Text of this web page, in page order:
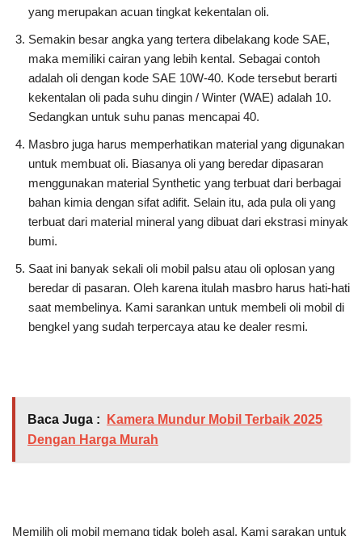
yang merupakan acuan tingkat kekentalan oli.
Semakin besar angka yang tertera dibelakang kode SAE,
maka memiliki cairan yang lebih kental. Sebagai contoh
adalah oli dengan kode SAE 10W-40. Kode tersebut berarti
kekentalan oli pada suhu dingin / Winter (WAE) adalah 10.
Sedangkan untuk suhu panas mencapai 40.
Masbro juga harus memperhatikan material yang digunakan
untuk membuat oli. Biasanya oli yang beredar dipasaran
menggunakan material Synthetic yang terbuat dari berbagai
bahan kimia dengan sifat adifit. Selain itu, ada pula oli yang
terbuat dari material mineral yang dibuat dari ekstrasi minyak
bumi.
Saat ini banyak sekali oli mobil palsu atau oli oplosan yang
beredar di pasaran. Oleh karena itulah masbro harus hati-hati
saat membelinya. Kami sarankan untuk membeli oli mobil di
bengkel yang sudah terpercaya atau ke dealer resmi.
Baca Juga :
Kamera Mundur Mobil Terbaik 2025
Dengan Harga Murah
Memilih oli mobil memang tidak boleh asal. Kami sarakan untuk